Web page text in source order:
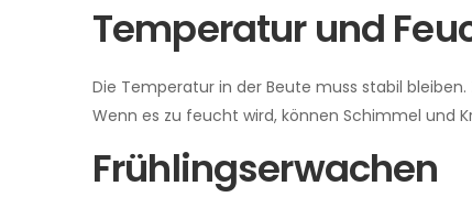
Temperatur und
Die Temperatur in der Beute muss stabil
Wenn es zu feucht wird, können Schimmel und
Frühlingserwachen